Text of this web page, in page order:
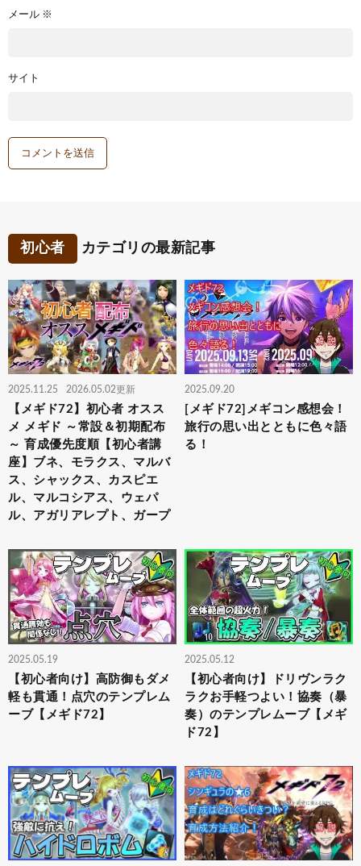
メール ※
サイト
初心者 カテゴリの最新記事
2025.11.25 2026.05.02更新
【メギド72】初心者 オスス
メ メギド ～常設＆初期配布
～ 育成優先度順【初心者講
座】ブネ、モラクス、マルバ
ス、シャックス、カスピエ
ル、マルコシアス、ウェパ
ル、アガリアレプト、ガープ
2025.09.20
[メギド72]メギコン感想会！
旅行の思い出とともに色々語
る！
2025.05.19
【初心者向け】高防御もダメ
軽も貫通！点穴のテンプレム
ーブ【メギド72】
2025.05.12
【初心者向け】ドリヴンラク
ラクお手軽つよい！協奏（暴
奏）のテンプレムーブ【メギ
ド72】